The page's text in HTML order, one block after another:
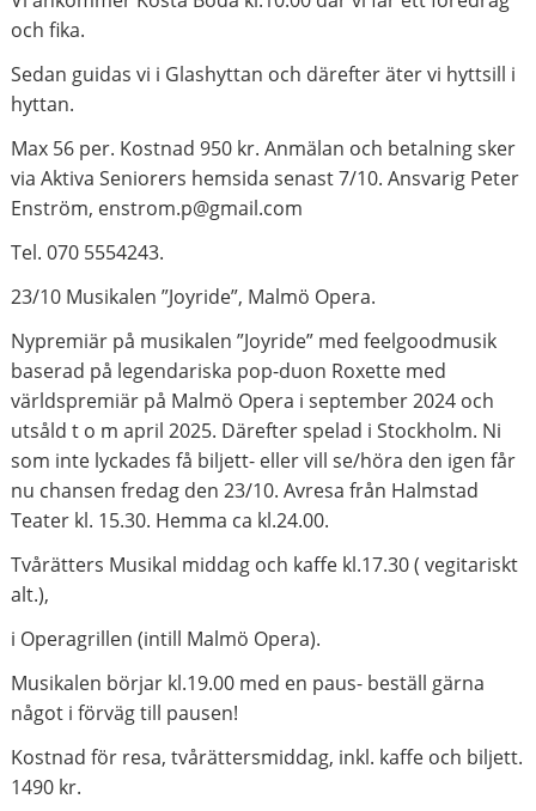
och fika.
Sedan guidas vi i Glashyttan och därefter äter vi hyttsill i
hyttan.
Max 56 per. Kostnad 950 kr. Anmälan och betalning sker
via Aktiva Seniorers hemsida senast 7/10. Ansvarig Peter
Enström, enstrom.p@gmail.com
Tel. 070 5554243.
23/10 Musikalen ”Joyride”, Malmö Opera.
Nypremiär på musikalen ”Joyride” med feelgoodmusik
baserad på legendariska pop-duon Roxette med
världspremiär på Malmö Opera i september 2024 och
utsåld t o m april 2025. Därefter spelad i Stockholm. Ni
som inte lyckades få biljett- eller vill se/höra den igen får
nu chansen fredag den 23/10. Avresa från Halmstad
Teater kl. 15.30. Hemma ca kl.24.00.
Tvårätters Musikal middag och kaffe kl.17.30 ( vegitariskt
alt.),
i Operagrillen (intill Malmö Opera).
Musikalen börjar kl.19.00 med en paus- beställ gärna
något i förväg till pausen!
Kostnad för resa, tvårättersmiddag, inkl. kaffe och biljett.
1490 kr.